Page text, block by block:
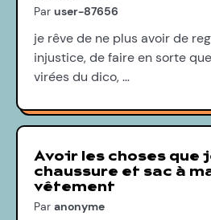
Par user-87656
je rêve de ne plus avoir de
injustice, de faire en sorte
virées du dico, …
Avoir les choses que
chaussure et sac à
vêtement
Par anonyme